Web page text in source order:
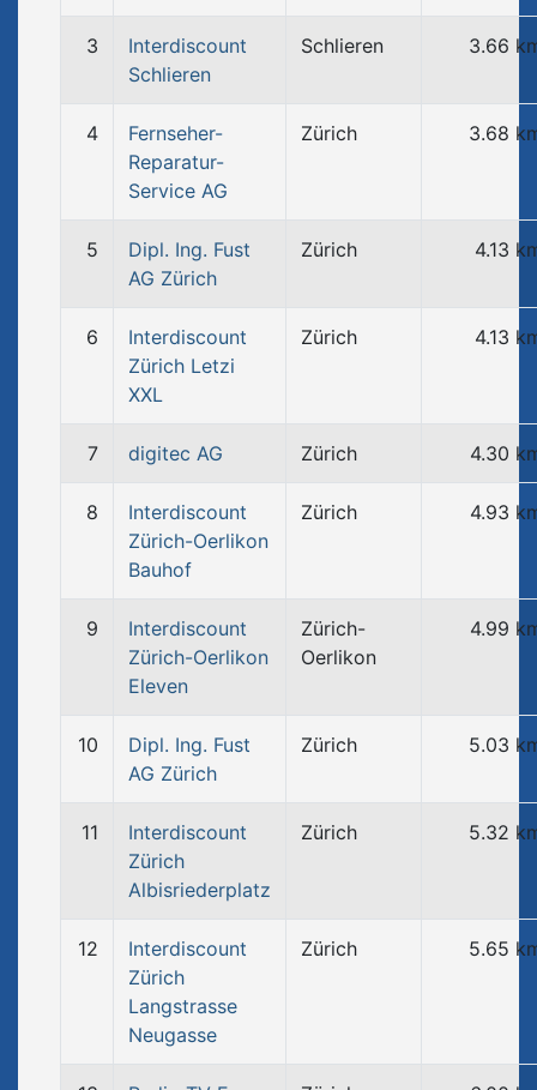
3
Interdiscount
Schlieren
Schlieren 3.66
4
Fernseher-
Reparatur-
Service AG
Zürich 3.68
5
Dipl. Ing. Fust
AG Zürich
Zürich 4.13
6
Interdiscount
Zürich Letzi
XXL
Zürich 4.13
7 digitec AG Zürich 4.30
8
Interdiscount
Zürich-Oerlikon
Bauhof
Zürich 4.93
9
Interdiscount
Zürich-Oerlikon
Eleven
Zürich-
Oerlikon
4.99
10
Dipl. Ing. Fust
AG Zürich
Zürich 5.03
11
Interdiscount
Zürich
Albisriederplatz
Zürich 5.32
12
Interdiscount
Zürich
Langstrasse
Neugasse
Zürich 5.65